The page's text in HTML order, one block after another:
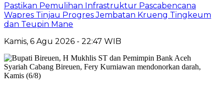
Pastikan Pemulihan Infrastruktur Pascabencana
Wapres Tinjau Progres Jembatan Krueng Tingkeum
dan Teupin Mane
Kamis, 6 Agu 2026 - 22:47 WIB